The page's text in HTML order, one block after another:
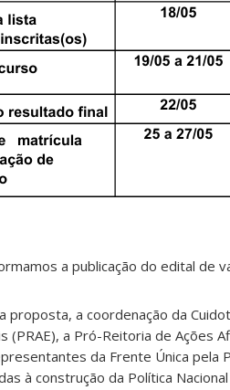
a publicação do edital de
proposta, a coordenação da
(PRAE), a Pró-Reitoria de Ações
da Frente Única pela
à construção da Política